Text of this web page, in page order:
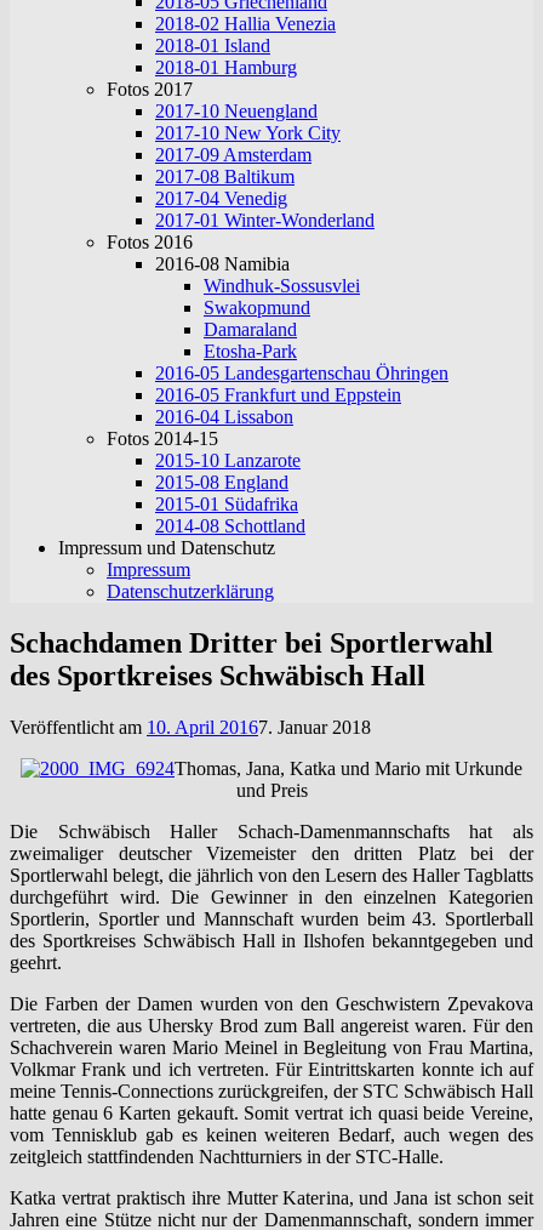
2018-02 Hallia Venezia
2018-01 Island
2018-01 Hamburg
Fotos 2017
2017-10 Neuengland
2017-10 New York City
2017-09 Amsterdam
2017-08 Baltikum
2017-04 Venedig
2017-01 Winter-Wonderland
Fotos 2016
2016-08 Namibia
Windhuk-Sossusvlei
Swakopmund
Damaraland
Etosha-Park
2016-05 Landesgartenschau Öhringen
2016-05 Frankfurt und Eppstein
2016-04 Lissabon
Fotos 2014-15
2015-10 Lanzarote
2015-08 England
2015-01 Südafrika
2014-08 Schottland
Impressum und Datenschutz
Impressum
Datenschutzerklärung
Schachdamen Dritter bei Sportlerwahl
des Sportkreises Schwäbisch Hall
Veröffentlicht am 10. April 20167. Januar 2018
Thomas, Jana, Katka und Mario mit Urkunde
und Preis
Die Schwäbisch Haller Schach-Damenmannschafts hat als
zweimaliger deutscher Vizemeister den dritten Platz bei der
Sportlerwahl belegt, die jährlich von den Lesern des Haller Tagblatts
durchgeführt wird. Die Gewinner in den einzelnen Kategorien
Sportlerin, Sportler und Mannschaft wurden beim 43. Sportlerball
des Sportkreises Schwäbisch Hall in Ilshofen bekanntgegeben und
geehrt.
Die Farben der Damen wurden von den Geschwistern Zpevakova
vertreten, die aus Uhersky Brod zum Ball angereist waren. Für den
Schachverein waren Mario Meinel in Begleitung von Frau Martina,
Volkmar Frank und ich vertreten. Für Eintrittskarten konnte ich auf
meine Tennis-Connections zurückgreifen, der STC Schwäbisch Hall
hatte genau 6 Karten gekauft. Somit vertrat ich quasi beide Vereine,
vom Tennisklub gab es keinen weiteren Bedarf, auch wegen des
zeitgleich stattfindenden Nachtturniers in der STC-Halle.
Katka vertrat praktisch ihre Mutter Katerina, und Jana ist schon seit
Jahren eine Stütze nicht nur der Damenmannschaft, sondern immer